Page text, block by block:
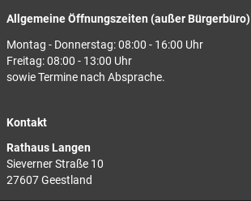
Allgemeine Öffnungszeiten (außer Bürgerbüro)
Montag - Donnerstag: 08:00 - 16:00 Uhr
Freitag: 08:00 - 13:00 Uhr
sowie Termine nach Absprache.
Kontakt
Rathaus Langen
Sieverner Straße 10
27607 Geestland